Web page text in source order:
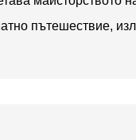
пътешествие,